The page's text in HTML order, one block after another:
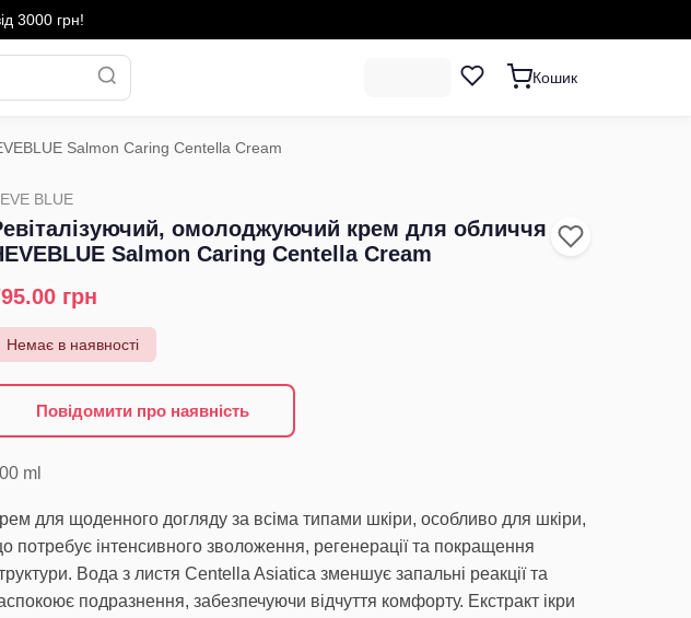
3000 грн!
Кошик
Salmon Caring Centella Cream
BLUE
омолоджуючий крем для обличчя
Salmon Caring Centella Cream
грн
Немає в наявності
Повідомити про наявність
ml
для щоденного догляду за всіма типами шкіри, особливо для шкіри,
потребує інтенсивного зволоження, регенерації та покращення
Вода з листя Centella Asiatica зменшує запальні реакції та
подразнення, забезпечуючи відчуття комфорту. Екстракт ікри